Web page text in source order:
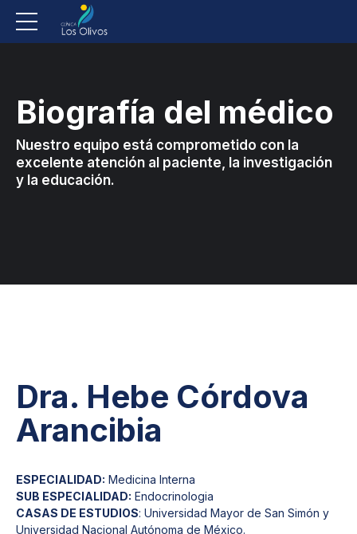
Biografía del médico
Nuestro equipo está comprometido con la
excelente atención al paciente, la investigación
y la educación.
Dra. Hebe Córdova
Arancibia
ESPECIALIDAD: Medicina Interna
SUB ESPECIALIDAD: Endocrinologia
CASAS DE ESTUDIOS: Universidad Mayor de San Simón y
Universidad Nacional Autónoma de México.